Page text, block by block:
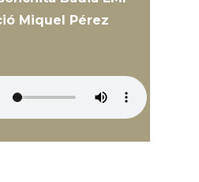
Miquel Pérez